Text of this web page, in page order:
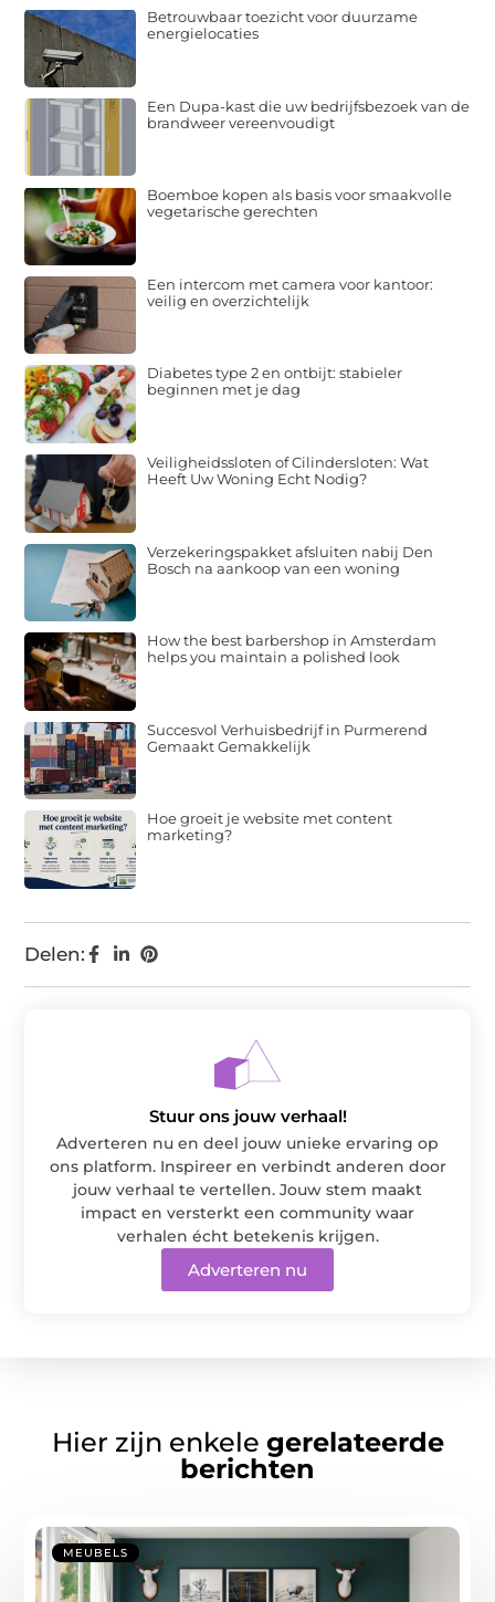
Delen:
Betrouwbaar toezicht voor duurzame
energielocaties
Een Dupa-kast die uw bedrijfsbezoek van de
brandweer vereenvoudigt
Boemboe kopen als basis voor smaakvolle
vegetarische gerechten
Een intercom met camera voor kantoor:
veilig en overzichtelijk
Diabetes type 2 en ontbijt: stabieler
beginnen met je dag
Veiligheidssloten of Cilindersloten: Wat
Heeft Uw Woning Echt Nodig?
Verzekeringspakket afsluiten nabij Den
Bosch na aankoop van een woning
How the best barbershop in Amsterdam
helps you maintain a polished look
Succesvol Verhuisbedrijf in Purmerend
Gemaakt Gemakkelijk
Hoe groeit je website met content
marketing?
Stuur ons jouw verhaal!
Adverteren nu en deel jouw unieke ervaring op
ons platform. Inspireer en verbindt anderen door
jouw verhaal te vertellen. Jouw stem maakt
impact en versterkt een community waar
verhalen écht betekenis krijgen.
Adverteren nu
Hier zijn enkele gerelateerde
berichten
MEUBELS